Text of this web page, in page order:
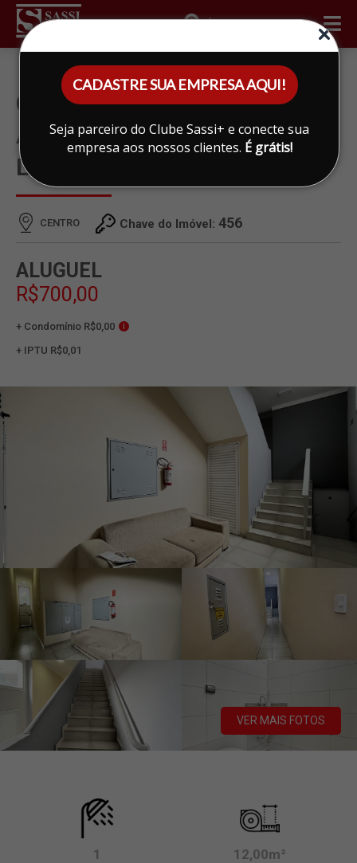
CADASTRE SUA EMPRESA AQUI!
Seja parceiro do Clube Sassi+ e conecte sua
empresa aos nossos clientes. É grátis!
ÁREA DO CLIENTE
CONJUNTO SALAS PARA
ALUGAR EM CENTRO,
LIMEIRA
CENTRO Chave do Imóvel: 456
ALUGUEL
R$700,00
+ Condomínio R$0,00 i
+ IPTU R$0,01
VER MAIS FOTOS
1 12,00m²